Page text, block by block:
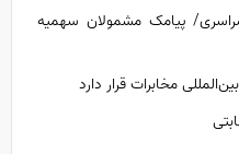
پیامک مشمولان سهمیه